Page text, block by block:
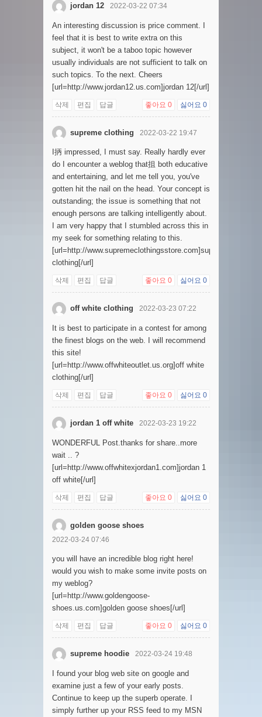
jordan 12 2022-03-22 07:34
An interesting discussion is price comment. I
feel that it is best to write extra on this
subject, it won't be a taboo topic however
usually individuals are not sufficient to talk on
such topics. To the next. Cheers
[url=http://www.jordan12.us.com]jordan 12[/url]
삭제 편집 답글 좋아요 0 싫어요 0
supreme clothing 2022-03-22 19:47
I抦 impressed, I must say. Really hardly ever
do I encounter a weblog that抯 both educative
and entertaining, and let me tell you, you've
gotten hit the nail on the head. Your concept is
outstanding; the issue is something that not
enough persons are talking intelligently about.
I am very happy that I stumbled across this in
my seek for something relating to this.
[url=http://www.supremeclothingsstore.com]supreme
clothing[/url]
삭제 편집 답글 좋아요 0 싫어요 0
off white clothing 2022-03-23 07:22
It is best to participate in a contest for among
the finest blogs on the web. I will recommend
this site!
[url=http://www.offwhiteoutlet.us.org]off white
clothing[/url]
삭제 편집 답글 좋아요 0 싫어요 0
jordan 1 off white 2022-03-23 19:22
WONDERFUL Post.thanks for share..more
wait .. ?
[url=http://www.offwhitexjordan1.com]jordan 1
off white[/url]
삭제 편집 답글 좋아요 0 싫어요 0
golden goose shoes
2022-03-24 07:46
you will have an incredible blog right here!
would you wish to make some invite posts on
my weblog?
[url=http://www.goldengoose-
shoes.us.com]golden goose shoes[/url]
삭제 편집 답글 좋아요 0 싫어요 0
supreme hoodie 2022-03-24 19:48
I found your blog web site on google and
examine just a few of your early posts.
Continue to keep up the superb operate. I
simply further up your RSS feed to my MSN